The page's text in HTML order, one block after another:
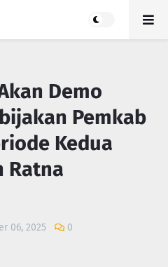
Demo
Pemkab
Kedua
Ratna
06, 2025 0